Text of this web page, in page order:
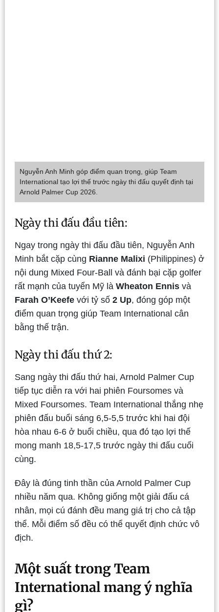
Nguyễn Anh Minh góp điểm quan trọng, giúp Team
International tạo lợi thế trước ngày thi đấu quyết định tại
Arnold Palmer Cup 2026.
Ngày thi đấu đầu tiên:
Ngay trong ngày thi đấu đầu tiên, Nguyễn Anh
Minh bắt cặp cùng Rianne Malixi (Philippines) ở
nội dung Mixed Four-Ball và đánh bại cặp golfer
rất mạnh của tuyển Mỹ là Wheaton Ennis và
Farah O’Keefe với tỷ số 2 Up, đóng góp một
điểm quan trọng giúp Team International cân
bằng thế trận.
Ngày thi đấu thứ 2:
Sang ngày thi đấu thứ hai, Arnold Palmer Cup
tiếp tục diễn ra với hai phiên Foursomes và
Mixed Foursomes. Team International thắng nhẹ
phiên đấu buổi sáng 6,5-5,5 trước khi hai đội
hòa nhau 6-6 ở buổi chiều, qua đó tạo lợi thế
mong manh 18,5-17,5 trước ngày thi đấu cuối
cùng.
Đây là đúng tinh thần của Arnold Palmer Cup
nhiều năm qua. Không giống một giải đấu cá
nhân, mọi cú đánh đều mang giá trị cho cả tập
thể. Mỗi điểm số đều có thể quyết định chức vô
địch.
Một suất trong Team
International mang ý nghĩa
gì?